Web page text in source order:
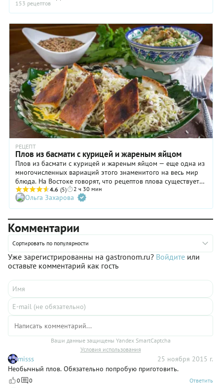
153 рецептов
РЕЦЕПТ
Плов из басмати с курицей и жареным яйцом
Плов из басмати с курицей и жареным яйцом — еще одна из
многочисленных вариаций этого знаменитого на весь мир
блюда. На Востоке говорят, что рецептов плова существует
столько же, сколько на небе звезд. Отчасти это верно —
только в одной узбекской кухне насчитывается не менее
200 разновидностей, считая региональные варианты. Чтобы
плов из риса басмати с курицей получился рассыпчатым, рис
нужно тщательно промыть. Меняйте воду до тех пор, пока
она не станет совершенно чистой — это значит, что весь
крахмал с поверхности зерен удален. Еще одним важным
моментом следует считать пресное тесто, которым
выстилают дно казана. Во-первых, оно не дает рису
подгореть, а во-вторых, в процессе тепловой обработки
отлично поджаривается и покрывается аппетитной румяной
корочкой.
4.6 (5) 2 ч 30 мин
Ольга Захарова
Комментарии
Сортировать по популярности
Уже зарегистрированны на gastronom.ru? Войдите или
оставьте комментарий как гость
Ваши данные защищены Yandex SmartCaptcha
Условия использования
misss
25 ноября 2015 г.
Необычный плов. Обязательно попробую приготовить.
0 0 Ответить